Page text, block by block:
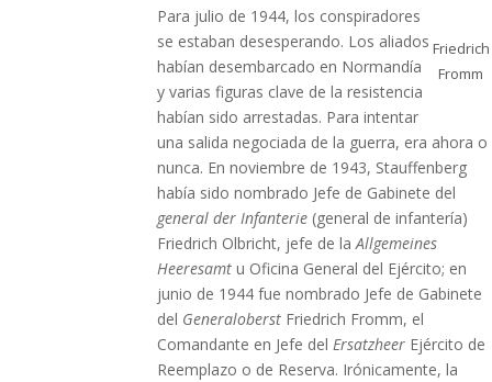
Friedrich
Fromm
Para julio de 1944, los conspiradores
se estaban desesperando. Los aliados
habían desembarcado en Normandía
y varias figuras clave de la resistencia
habían sido arrestadas. Para intentar
una salida negociada de la guerra, era ahora o
nunca. En noviembre de 1943, Stauffenberg
había sido nombrado Jefe de Gabinete del
general der Infanterie (general de infantería)
Friedrich Olbricht, jefe de la Allgemeines
Heeresamt u Oficina General del Ejército; en
junio de 1944 fue nombrado Jefe de Gabinete
del Generaloberst Friedrich Fromm, el
Comandante en Jefe delErsatzheer Ejército de
Reemplazo o de Reserva. Irónicamente, la